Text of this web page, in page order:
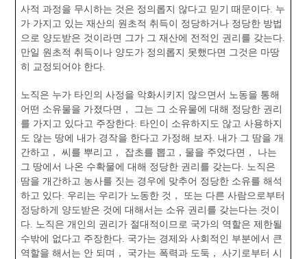
사적 과정을 무시하는 것은 정의롭지 않다고 믿기 때문이다. 누
가 가지고 있는 재산의 원초적 취득이 정당하거나 정당한 방법
으로 양도받은 것이라면 그가 그 재산에 전적인 권리를 갖는다.
만일 원초적 취득이나 양도가 정의롭지 못했다면 그것은 마땅
히 교정되어야 한다.
노직은 누가 타인의 사정을 악화시키지 않으면서 노동을 통해
어떤 소유물을 가졌다면， 그는 그 소유물에 대해 정당한 권리
를 가지고 있다고 주장한다. 타인이 소유하지도 않고 사용하지
도 않는 땅에 내가 경작을 한다고 가정해 보자. 내가 그 땀을 개
간하고， 씨를 뿌리고， 잡초를 뽑고，물을 주었다면， 나는
그 땅에서 나온 수확물에 대해 정당한 권리를 갖는다. 노직은
땀을 개간하고 농사를 짓는 경우에 맞추어 정당한 소유를 해석
하고 있다. 우리는 우리가 노동한 것， 또는 다른 사람으로부터
정당하게 양도받은 것에 대해서는 소유 권리를 갖는다는 것이
다. 노직은 개인의 권리가 절대적이므로 국가의 역할은 제한될
수밖에 없다고 주장한다. 국가는 경제와 사회적인 부분에서 큰
역할을 해서는 안 되며， 국가는 폭력과 도둑， 사기로부터 시